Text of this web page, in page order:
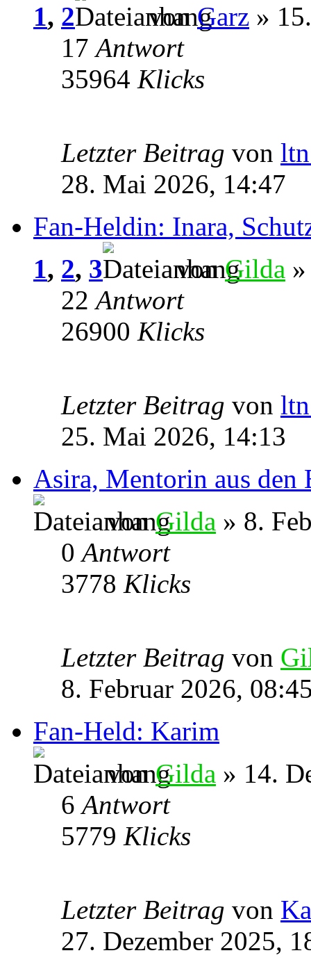
1, 2 vonGarz »
17Antwort
35964 Klicks
Letzter Beitrag von
28. Mai 2026, 14:47
Fan-Heldin: Inara,
1, 2, 3 vonGilda
22Antwort
26900 Klicks
Letzter Beitrag von
25. Mai 2026, 14:13
Asira, Mentorin aus den
vonGilda » 8.
0Antwort
3778 Klicks
Letzter Beitrag von
8. Februar 2026,
Fan-Held: Karim
vonGilda » 14.
6Antwort
5779 Klicks
Letzter Beitrag von
27. Dezember 2025,